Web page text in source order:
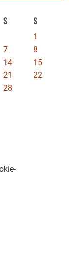
S S
1
7
8
14
15
21
22
28